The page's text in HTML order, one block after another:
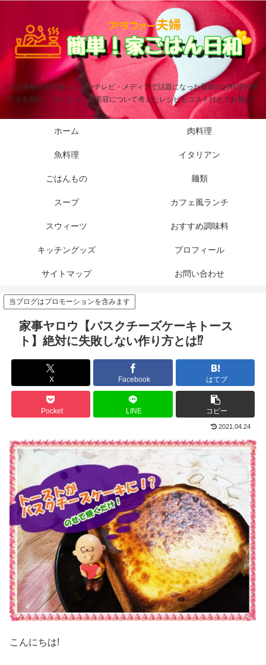
わが家秘伝の洋食レシピやテレビ・メディアで話題になった最新のお料理の作
り方を紹介。 ダイエットや美容について考えたレシピもコスト付きでお届け！
ホーム 肉料理
魚料理 イタリアン
ごはんもの 麺類
スープ カフェ風ランチ
スウィーツ おすすめ調味料
キッチングッズ プロフィール
サイトマップ お問い合わせ
当ブログはプロモーションを含みます
家事ヤロウ【バスクチーズケーキトース
ト】絶対に失敗しない作り方とは⁉
X Facebook はてブ
Pocket LINE コピー
2021.04.24
こんにちは!